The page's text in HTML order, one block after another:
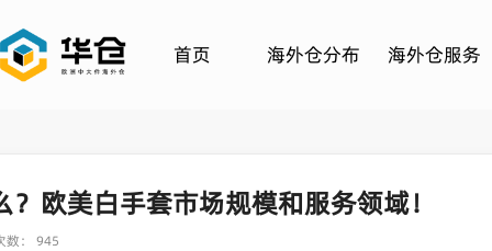
首页 海外仓分布 海外仓服务
欧美白手套市场规模和服务领域！
数： 945